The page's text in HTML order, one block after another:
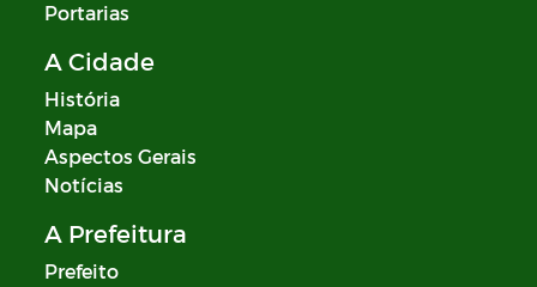
Portarias
A Cidade
História
Mapa
Aspectos Gerais
Notícias
A Prefeitura
Prefeito